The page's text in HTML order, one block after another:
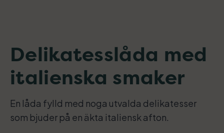
Delikatesslåda med
italienska smaker
En låda fylld med noga utvalda delikatesser
som bjuder på en äkta italiensk afton.